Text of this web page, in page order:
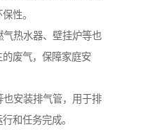
性。
热水器、壁挂炉等也
废气，保障家庭安
安装排气管，用于排
和任务完成。